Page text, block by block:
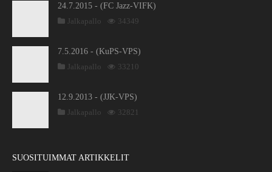
24.7.2015 - (FC Jazz-VIFK)
Jalkapallo
34349
7.5.2016 - (KuPS-VPS)
Jalkapallo
33210
12.9.2013 - (JJK-VPS)
Jalkapallo
32821
SUOSITUIMMAT ARTIKKELIT